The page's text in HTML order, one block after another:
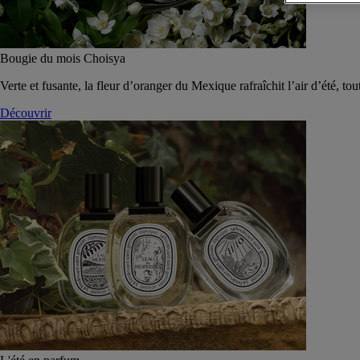
Bougie du mois Choisya
Verte et fusante, la fleur d’oranger du Mexique rafraîchit l’air d’été,
Découvrir